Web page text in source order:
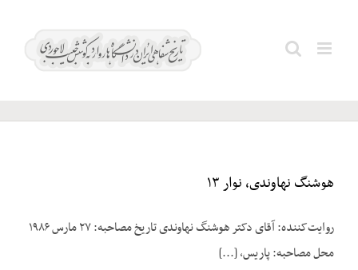
تسلیمی؛
هوشنگ نهاوندی، نوار ۱۳
روایت‌کننده: آقای دکتر هوشنگ نهاوندی تاریخ مصاحبه: ۲۷ مارس ۱۹۸۶
محل مصاحبه: پاریس، [...]